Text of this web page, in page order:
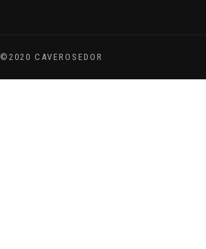
©2020 CAVEROSEDOR